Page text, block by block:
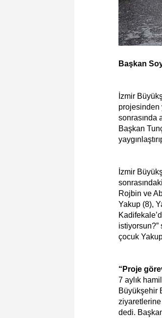
Başkan
İzmir
projesinden
sonrasında
Başkan
İzmir
Rojbin ve
Yakup (8),
istiyorsun?”
çocuk
“Proje
7 aylık
Büyükşehir
dedi.